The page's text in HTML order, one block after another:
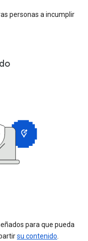
personas a incumplir
para que pueda
su contenido.